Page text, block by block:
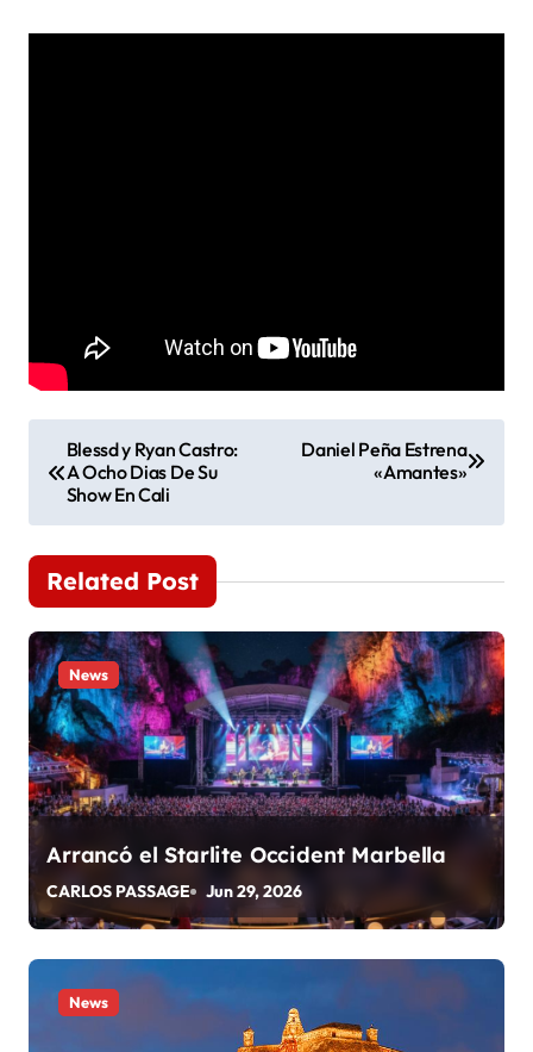
a
v
e
g
a
c
i
ó
n
d
e
Blessd y Ryan Castro:
A Ocho Dias De Su
Show En Cali
Daniel Peña Estrena
«Amantes»
Related Post
News
Arrancó el Starlite Occident Marbella
CARLOS PASSAGE Jun 29, 2026
News